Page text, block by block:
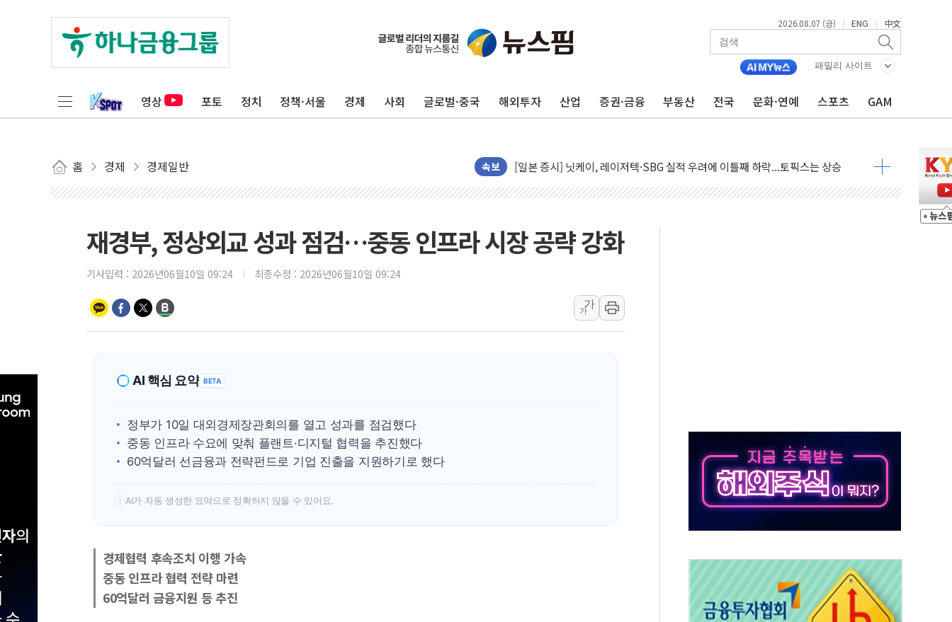
2026.08.07 (금) | ENG | 中文
패밀리 사이트
영상 포토 정치 정책·서울 경제 사회 글로벌·중국 해외투자 산업 증권·금융 부동산 전국 문화·연예 스포츠 GAM
홈 경제 경제일반 속보
목동8단지 현설에 대우·DL·GS·현산 참여…'공사비 인상 차단' 조건
호남반도체 산단 하루 65만톤 용수 필요…절반은 하수처리수로 공급한다
[인사] 외교부
롯데케미칼, 2분기 영업익 1101억 '흑자전환'
'세기의 거래', 인도 50조원 규모 라팔 도입 속도...프랑스 인도에 판매 제안서 제출
하나은행, 7일부터 비대면 주담대 신규 취급 중단
GS25 '소비뇽레몬블랑하이볼', 레드닷 디자인 어워드 수상
李대통령, 국가폭력 피해자 청와대로 초청해 사과…"국가가 책임 다하겠다"
신세계百, 포트넘앤메이슨 9주년 여름 기획세트 출시
[기자수첩] ISA 개편, 국장 살리기보다 투자자 설득이 먼저
NXT, 12일부터 프리마켓 상·하한가 주문 제한…'SK하이닉스 사태' 재발 방지
보름째 잠 못 드는 서울…30도 열대야에 피로 누적 '건강 적신호'
미일 환율공조 뒷말 무성..."맘대로 팔지도 못하는데 무슨 기축통화"
재경부, 정상외교 성과 점검…중동 인프라 시장 공략 강화
기사입력 : 2026년06월10일 09:24 최종수정 : 2026년06월10일 09:24
가
가
AI 핵심 요약 BETA
정부가 10일 대외경제장관회의를 열고 성과를 점검했다
중동 인프라 수요에 맞춰 플랜트·디지털 협력을 추진했다
60억달러 선금융과 전략펀드로 기업 진출을 지원하기로 했다
! AI가 자동 생성한 요약으로 정확하지 않을 수 있어요.
경제협력 후속조치 이행 가속
중동 인프라 협력 전략 마련
60억달러 금융지원 등 추진